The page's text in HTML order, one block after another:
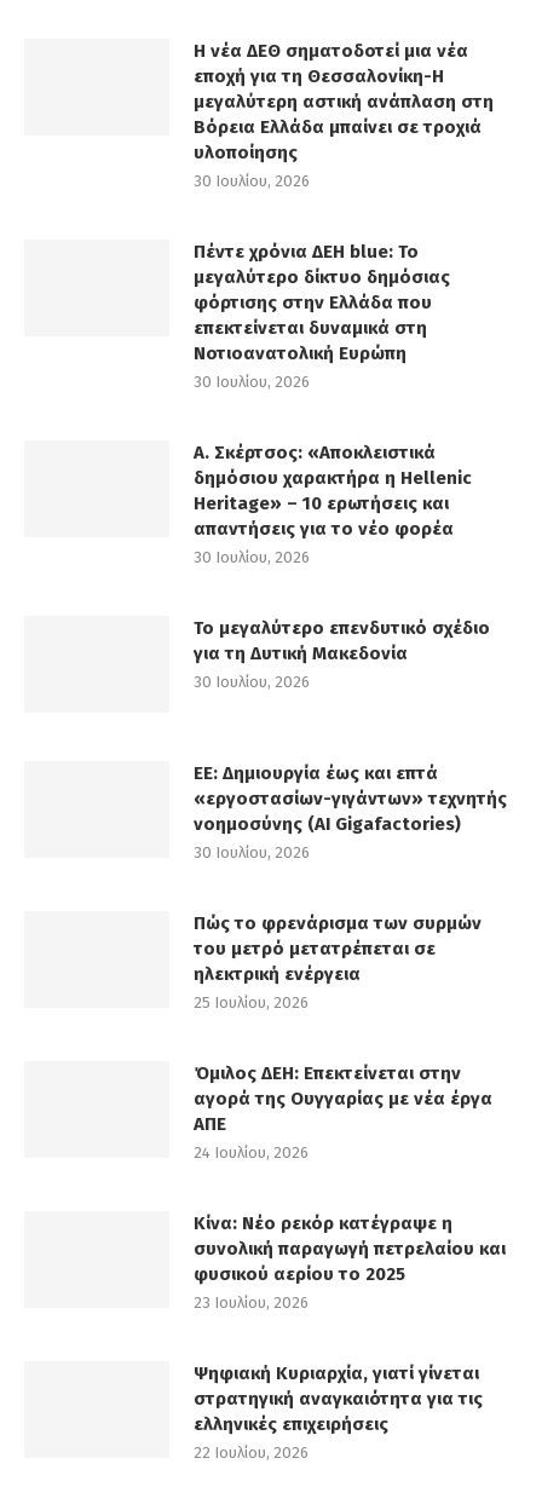
Η νέα ΔΕΘ σηματοδοτεί μια νέα
εποχή για τη Θεσσαλονίκη-Η
μεγαλύτερη αστική ανάπλαση στη
Βόρεια Ελλάδα μπαίνει σε τροχιά
υλοποίησης
30 Ιουλίου, 2026
Πέντε χρόνια ΔΕΗ blue: Το
μεγαλύτερο δίκτυο δημόσιας
φόρτισης στην Ελλάδα που
επεκτείνεται δυναμικά στη
Νοτιοανατολική Ευρώπη
30 Ιουλίου, 2026
Α. Σκέρτσος: «Αποκλειστικά
δημόσιου χαρακτήρα η Hellenic
Heritage» – 10 ερωτήσεις και
απαντήσεις για το νέο φορέα
30 Ιουλίου, 2026
Το μεγαλύτερο επενδυτικό σχέδιο
για τη Δυτική Μακεδονία
30 Ιουλίου, 2026
ΕΕ: Δημιουργία έως και επτά
«εργοστασίων-γιγάντων» τεχνητής
νοημοσύνης (AI Gigafactories)
30 Ιουλίου, 2026
Πώς το φρενάρισμα των συρμών
του μετρό μετατρέπεται σε
ηλεκτρική ενέργεια
25 Ιουλίου, 2026
Όμιλος ΔΕΗ: Επεκτείνεται στην
αγορά της Ουγγαρίας με νέα έργα
ΑΠΕ
24 Ιουλίου, 2026
Κίνα: Νέο ρεκόρ κατέγραψε η
συνολική παραγωγή πετρελαίου και
φυσικού αερίου το 2025
23 Ιουλίου, 2026
Ψηφιακή Κυριαρχία, γιατί γίνεται
στρατηγική αναγκαιότητα για τις
ελληνικές επιχειρήσεις
22 Ιουλίου, 2026